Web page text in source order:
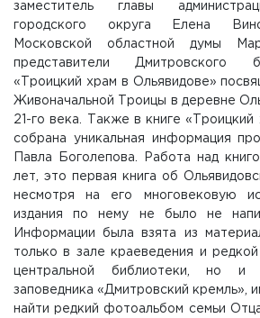
заместитель главы
городского округа Елена
Московской областной думы
представители Дмитровского
«Троицкий храм в Ольявидове»
Живоначальной Троицы в деревне
21-го века. Также в книге «Троицкий
собрана уникальная информация
Павла Боголепова. Работа над
лет, это первая книга об
несмотря на его многовековую
издания по нему не было не
Информации была взята из
только в зале краеведения и
центральной библиотеки, но
заповедника «Дмитровский кремль»,
найти редкий фотоальбом семьи